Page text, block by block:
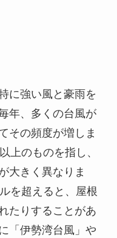
に強い風と豪雨を
年、多くの台風が
その頻度が増しま
上のものを指し、
大きく異なりま
を超えると、屋根
たりすることがあ
「伊勢湾台風」や